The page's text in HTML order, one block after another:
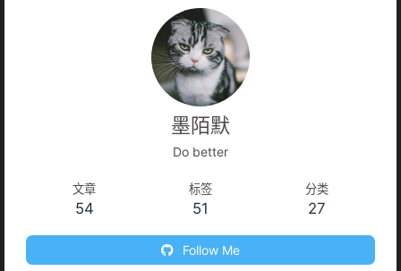
挖坑过程描述我看企微 sdk 里面官方的例子是用的script标签去
进行 sdk 的引入。没有提供amd等方式引入的例子。于是把文档
保存在plugin文件夹下，用import的形式进行引入。
123456789101112131415161718192021222324<script>
墨陌默
Do better
文章
54
标签
51
分类
27
Follow Me